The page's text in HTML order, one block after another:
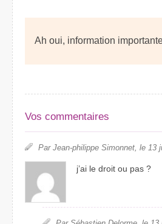
Ah oui, information
Vos commentaires
Par Jean-philippe Simonnet, le 13
j’ai le droit ou pas ?